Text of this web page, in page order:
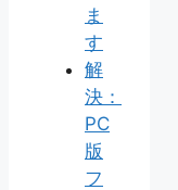
ま
す
解
決：
PC
版
フ